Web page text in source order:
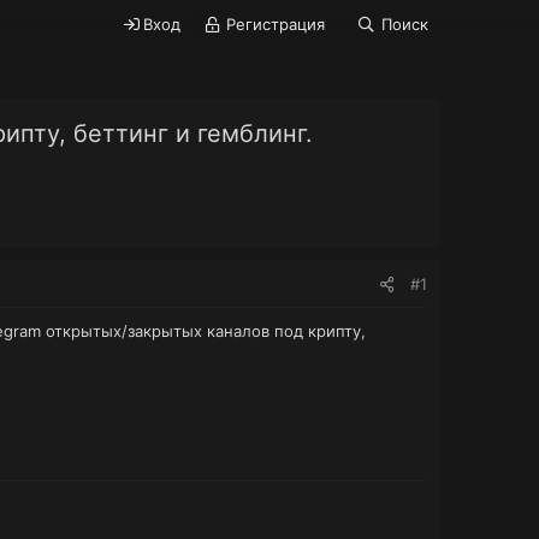
Вход Регистрация Поиск
беттинг и гемблинг.
#1
открытых/закрытых каналов под крипту,